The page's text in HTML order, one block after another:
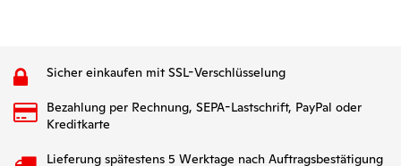
Sicher einkaufen mit SSL-Verschlüsselung
Bezahlung per Rechnung, SEPA-Lastschrift, PayPal oder
Kreditkarte
Lieferung spätestens 5 Werktage nach Auftragsbestätigung